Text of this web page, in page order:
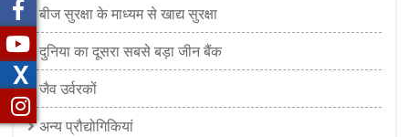
बीज सुरक्षा के माध्यम से खाद्य सुरक्षा
दुनिया का दूसरा सबसे बड़ा जीन बैंक
जैव उर्वरकों
अन्य प्रौद्योगिकियां
X